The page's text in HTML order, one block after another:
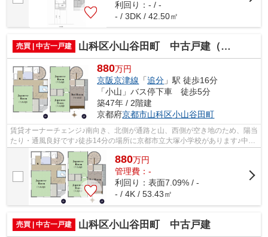
利回り：- / -
- / 3DK / 42.50㎡
売買 | 中古一戸建 山科区小山谷田町 中古戸建（賃貸オーナーチェンジ）
880万円
京阪京津線 「追分 」駅 徒歩16分
「小山」バス停下車 徒歩5分
築47年 / 2階建
京都府京都市山科区小山谷田町
賃貸オーナーチェンジ♪南向き、北側が通路と山、西側が空き地のため、陽当
たり・通風良好です♪徒歩14分の場所に京都市立大塚小学校があります♪中古
の戸建て物件は便利な価格が魅力の1...
880万円
管理費：-
利回り：表面7.09% / -
- / 4K / 53.43㎡
売買 | 中古一戸建 山科区小山谷田町 中古戸建